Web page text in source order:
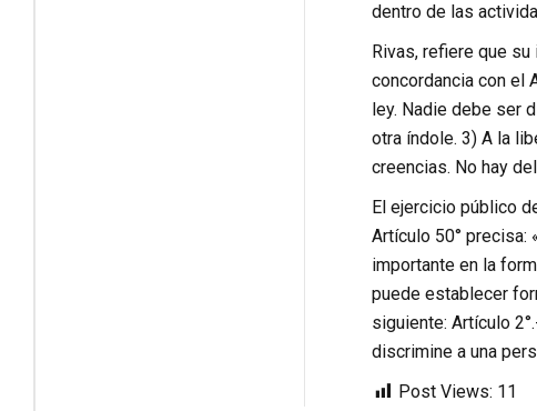
dentro de las
Rivas, refiere que
concordancia con el
ley. Nadie debe ser
otra índole. 3) A la
creencias. No hay
El ejercicio público
Artículo 50° precisa:
importante en la
puede establecer
siguiente: Artículo
discrimine a una
Post Views: 11